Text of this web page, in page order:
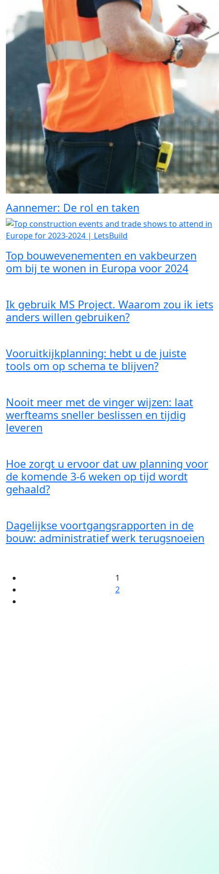
Aannemer: De rol en taken
Top bouwevenementen en vakbeurzen
om bij te wonen in Europa voor 2024
Ik gebruik MS Project. Waarom zou ik iets
anders willen gebruiken?
Vooruitkijkplanning: hebt u de juiste
tools om op schema te blijven?
Nooit meer met de vinger wijzen: laat
werfteams sneller beslissen en tijdig
leveren
Hoe zorgt u ervoor dat uw planning voor
de komende 3-6 weken op tijd wordt
gehaald?
Dagelijkse voortgangsrapporten in de
bouw: administratief werk terugsnoeien
1
2